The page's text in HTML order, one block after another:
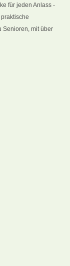
für jeden Anlass -
Senioren, mit über